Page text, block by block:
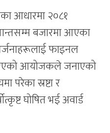
आधारमा २०८१
बजारमा आएका
फाइनल
आयोजकले जनाएको
परेका स्रष्टा र
घोषित भई अवार्ड